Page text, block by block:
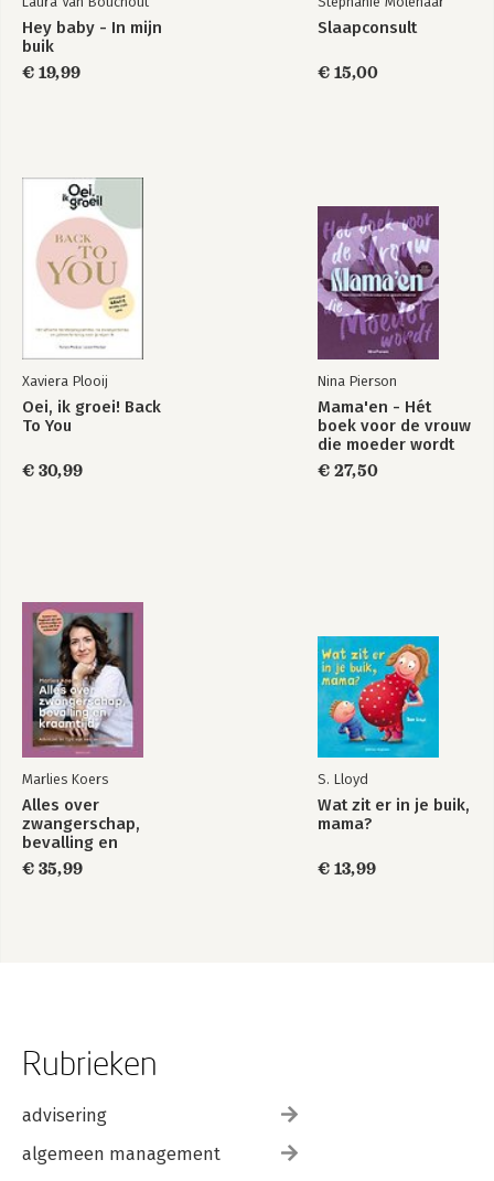
Hey baby - In mijn
buik
€ 19,99
Slaapconsult
€ 15,00
Xaviera Plooij
Oei, ik groei! Back
To You
€ 30,99
Nina Pierson
Mama'en - Hét
boek voor de vrouw
die moeder wordt
€ 27,50
Marlies Koers
Alles over
zwangerschap,
bevalling en
kraamtijd
€ 35,99
S. Lloyd
Wat zit er in je buik,
mama?
€ 13,99
Rubrieken
advisering
algemeen management